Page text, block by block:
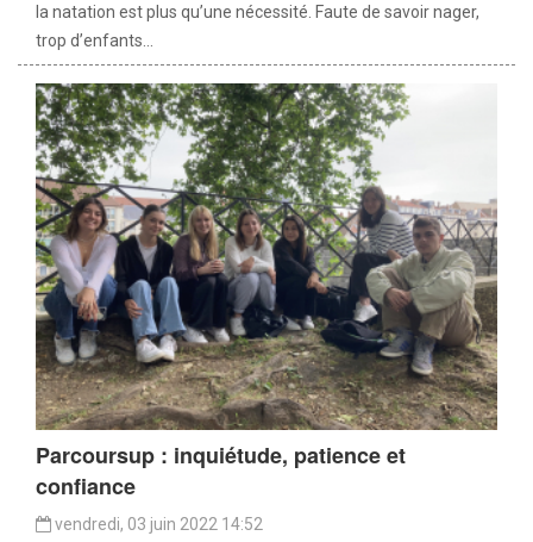
la natation est plus qu’une nécessité. Faute de savoir nager,
trop d’enfants...
Parcoursup : inquiétude, patience et
confiance
vendredi, 03 juin 2022 14:52